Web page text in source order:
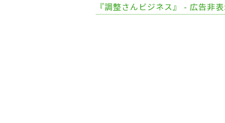
『調整さんビジネス』 - 広告非